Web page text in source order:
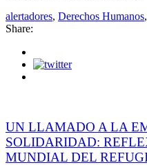
alertadores, Derechos Humanos,
Share:
UN LLAMADO A LA
SOLIDARIDAD:
MUNDIAL DEL